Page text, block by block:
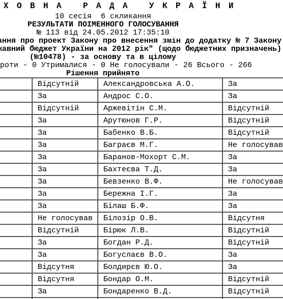
РАДА УКРАЇНИ
10 сесія 6 скликання
РЕЗУЛЬТАТИ ПОІМЕННОГО ГОЛОСУВАННЯ
№ 113 від 24.05.2012 17:35:10
про проект Закону про внесення змін до додатку № 7 Закону
бюджет України на 2012 рік" (щодо бюджетних призначень)
(№10478) - за основу та в цілому
- 0 Утрималися - 0 Не голосували - 26 Всього - 266
Рішення прийнято
Відсутній Александровська А.О.
За
За Андрос С.О.
За
Відсутній Аржевітін С.М.
Відсутній
За Арутюнов Г.Р.
Відсутній
За Бабенко В.Б.
Відсутній
За Баграєв М.Г.
Не голосував
За Баранов-Мохорт С.М.
За
За Бахтеєва Т.Д.
За
За Бевзенко В.Ф.
Не голосував
За Бережна І.Г.
За
За Білаш Б.Ф.
За
Не голосував Білозір О.В.
Відсутня
Відсутній Бірюк Л.В.
Відсутній
За Богдан Р.Д.
Відсутній
За Богуслаєв В.О.
За
Відсутня Болдирєв Ю.О.
За
Відсутня Бондар О.М.
Відсутній
За Бондаренко В.Д.
Відсутній